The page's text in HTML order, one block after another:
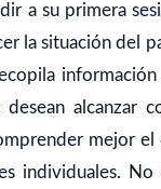
a su primera
la situación del
alcanzar
mejor
individuales. No